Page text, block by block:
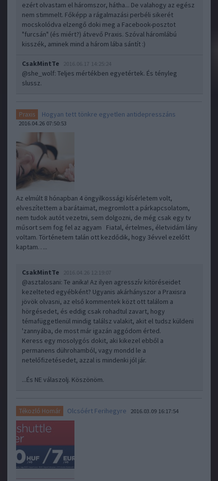
ezért olvastam el háromszor, hátha... De valahogy az egész
nem stimmelt. Főképp a rágalmazási perbéli sikerét
mocskolódva elzengő doki meg a Facebook-posztot
"furcsán" (és miért?) átvevő Praxis. Szóval háromlábú
kisszék, aminek mind a három lába sántít :)
CsakMintTe 2016.06.17 14:25:24
@she_wolf: Teljes mértékben egyetértek. És tényleg
slussz.
Praxis Hogyan tett tönkre egyetlen antidepresszáns
2016.04.26 07:50:53
Az elmúlt 8 hónapban 4 öngyilkossági kísérletem volt,
elveszítettem a barátaimat, megromlott a párkapcsolatom,
nem tudok autót vezetni, sem dolgozni, de még csak egy tv
műsort sem fog fel az agyam Fiatal, értelmes, életvidám lány
voltam. Történetem talán ott kezdődik, hogy 3évvel ezelőtt
kaptam…..
CsakMintTe 2016.04.26 12:19:07
@asztalosani: Te anika! Az ilyen agresszív kitöréseidet
kezelteted egyébként? Ugyanis akárhányszor a Praxisra
jövök olvasni, az első kommentek közt ott találom a
hörgésedet, és eddig csak rohadtul zavart, hogy
témafüggetlenül mindig találsz valakit, akit el tudsz küldeni
'zannyába, de most már igazán aggódom érted.
Keress egy mosolygós dokit, aki kikezel ebből a
permanens dührohamból, vagy mondd le a
netelőfizetésedet, azzal is mindenki jól jár.
...És NE válaszolj. Köszönöm.
Tékozló Homár Olcsóért Ferihegyre 2016.03.09 16:17:54